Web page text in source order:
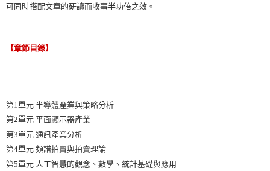
可同時搭配文章的研讀而收事半功倍之效。
【章節目錄】
第1單元 半導體產業與策略分析
第2單元 平面顯示器產業
第3單元 通訊產業分析
第4單元 頻譜拍賣與拍賣理論
第5單元 人工智慧的觀念、數學、統計基礎與應用